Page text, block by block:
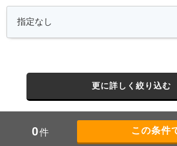
更に詳しく絞り込む
0件